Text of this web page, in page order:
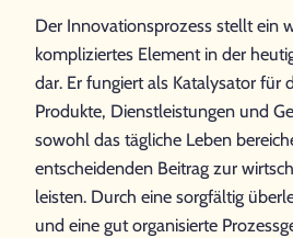
Der Innovationsprozess stellt ein
kompliziertes Element in der
dar. Er fungiert als Katalysator für
Produkte, Dienstleistungen und
sowohl das tägliche Leben
entscheidenden Beitrag zur
leisten. Durch eine sorgfältig
und eine gut organisierte